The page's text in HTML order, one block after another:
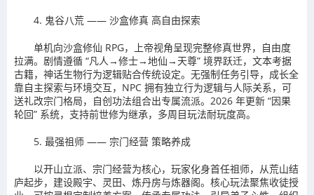
4. 鬼谷八荒 —— 沙盒修真 高自由探索
单机向沙盒修仙 RPG，上帝视角呈现完整修真世界，自由度
拉满。剧情遵循 “凡人→修士→地仙→天尊” 境界跃迁，文本考据
古籍，神话生物行为逻辑贴合传统设定。无强制任务引导，成长全
靠自主探索与环境交互，NPC 拥有独立行为逻辑与人际关系，可
送礼改宗门格局，自创功法组合出专属流派。2026 年更新 “因果
轮回” 系统，支持前世修为继承，多周目玩法耐玩度高。
5. 最强祖师 —— 宗门经营 策略养成
以开山立派、宗门经营为核心，玩家化身首任祖师，从荒山结
庐起步，建设殿宇、灵田、炼丹房与炼器阁。核心玩法聚焦收徒授